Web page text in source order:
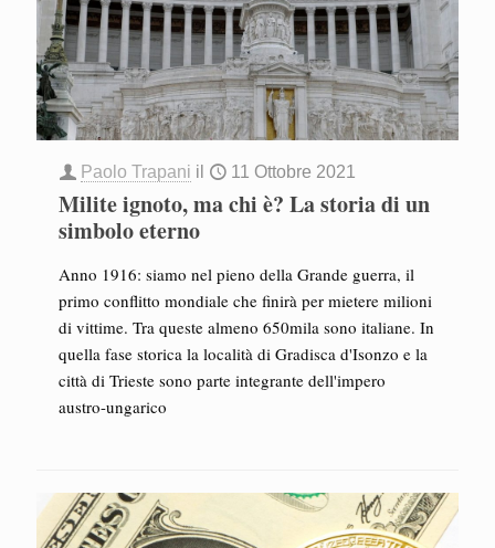
Paolo Trapani il 11 Ottobre 2021
Milite ignoto, ma chi è? La storia di un
simbolo eterno
Anno 1916: siamo nel pieno della Grande guerra, il
primo conflitto mondiale che finirà per mietere milioni
di vittime. Tra queste almeno 650mila sono italiane. In
quella fase storica la località di Gradisca d'Isonzo e la
città di Trieste sono parte integrante dell'impero
austro-ungarico